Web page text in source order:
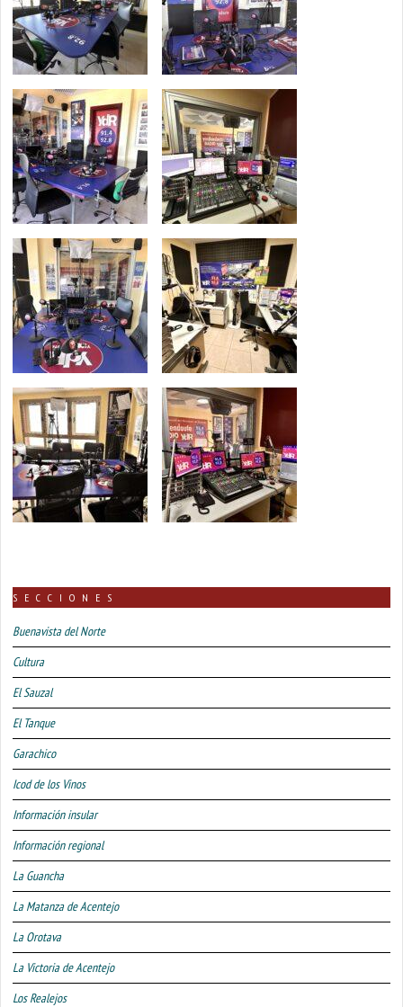
SECCIONES
Buenavista del Norte
Cultura
El Sauzal
El Tanque
Garachico
Icod de los Vinos
Información insular
Información regional
La Guancha
La Matanza de Acentejo
La Orotava
La Victoria de Acentejo
Los Realejos